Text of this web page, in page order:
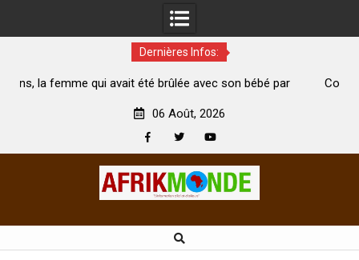
Dernières Infos:
été brûlée avec son bébé par
Coopération: Le ministre
06 Août, 2026